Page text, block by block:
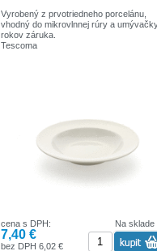
Vyrobený z prvotriedneho porcelánu,
vhodný do mikrovlnnej rúry a
rokov záruka.
Tescoma
Na sklade
cena s DPH:
7,40 €
bez DPH 6,02 €